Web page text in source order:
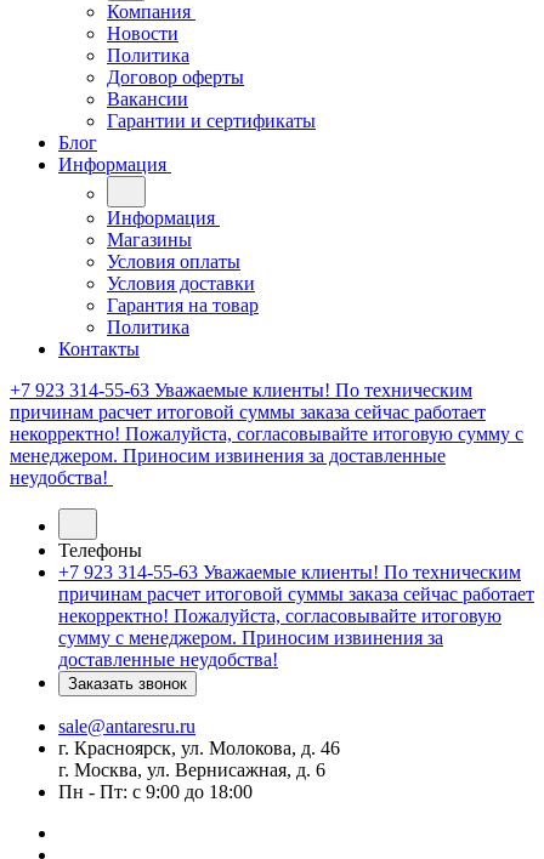
Компания
Новости
Политика
Договор оферты
Вакансии
Гарантии и сертификаты
Блог
Информация
Информация
Магазины
Условия оплаты
Условия доставки
Гарантия на товар
Политика
Контакты
+7 923 314-55-63 Уважаемые клиенты! По техническим
причинам расчет итоговой суммы заказа сейчас работает
некорректно! Пожалуйста, согласовывайте итоговую сумму с
менеджером. Приносим извинения за доставленные
неудобства!
Телефоны
+7 923 314-55-63 Уважаемые клиенты! По техническим
причинам расчет итоговой суммы заказа сейчас работает
некорректно! Пожалуйста, согласовывайте итоговую
сумму с менеджером. Приносим извинения за
доставленные неудобства!
Заказать звонок
sale@antaresru.ru
г. Красноярск, ул. Молокова, д. 46
г. Москва, ул. Вернисажная, д. 6
Пн - Пт: с 9:00 до 18:00